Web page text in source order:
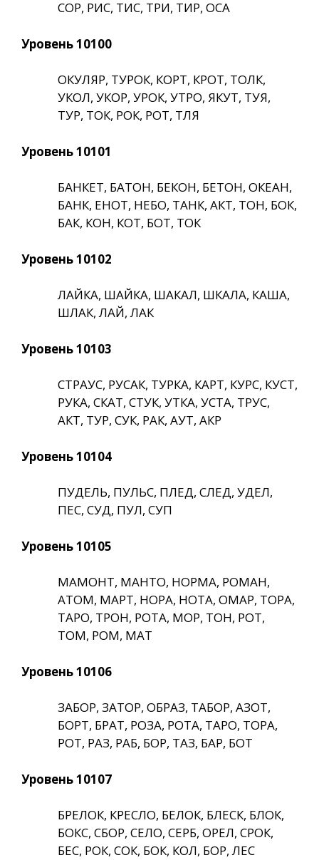
СОР, РИС, ТИС, ТРИ, ТИР, ОСА
Уровень 10100
ОКУЛЯР, ТУРОК, КОРТ, КРОТ, ТОЛК,
УКОЛ, УКОР, УРОК, УТРО, ЯКУТ, ТУЯ,
ТУР, ТОК, РОК, РОТ, ТЛЯ
Уровень 10101
БАНКЕТ, БАТОН, БЕКОН, БЕТОН, ОКЕАН,
БАНК, ЕНОТ, НЕБО, ТАНК, АКТ, ТОН, БОК,
БАК, КОН, КОТ, БОТ, ТОК
Уровень 10102
ЛАЙКА, ШАЙКА, ШАКАЛ, ШКАЛА, КАША,
ШЛАК, ЛАЙ, ЛАК
Уровень 10103
СТРАУС, РУСАК, ТУРКА, КАРТ, КУРС, КУСТ,
РУКА, СКАТ, СТУК, УТКА, УСТА, ТРУС,
АКТ, ТУР, СУК, РАК, АУТ, АКР
Уровень 10104
ПУДЕЛЬ, ПУЛЬС, ПЛЕД, СЛЕД, УДЕЛ,
ПЕС, СУД, ПУЛ, СУП
Уровень 10105
МАМОНТ, МАНТО, НОРМА, РОМАН,
АТОМ, МАРТ, НОРА, НОТА, ОМАР, ТОРА,
ТАРО, ТРОН, РОТА, МОР, ТОН, РОТ,
ТОМ, РОМ, МАТ
Уровень 10106
ЗАБОР, ЗАТОР, ОБРАЗ, ТАБОР, АЗОТ,
БОРТ, БРАТ, РОЗА, РОТА, ТАРО, ТОРА,
РОТ, РАЗ, РАБ, БОР, ТАЗ, БАР, БОТ
Уровень 10107
БРЕЛОК, КРЕСЛО, БЕЛОК, БЛЕСК, БЛОК,
БОКС, СБОР, СЕЛО, СЕРБ, ОРЕЛ, СРОК,
БЕС, РОК, СОК, БОК, КОЛ, БОР, ЛЕС